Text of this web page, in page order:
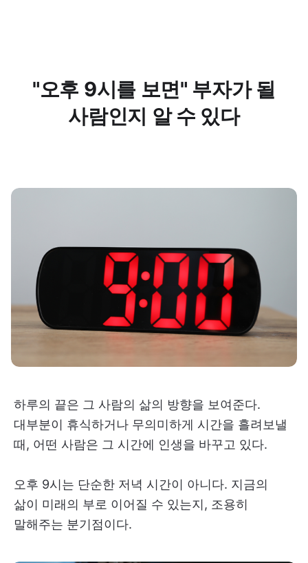
"오후 9시를 보면" 부자가 될
사람인지 알 수 있다
하루의 끝은 그 사람의 삶의 방향을 보여준다.
대부분이 휴식하거나 무의미하게 시간을 흘려보낼
때, 어떤 사람은 그 시간에 인생을 바꾸고 있다.
오후 9시는 단순한 저녁 시간이 아니다. 지금의
삶이 미래의 부로 이어질 수 있는지, 조용히
말해주는 분기점이다.